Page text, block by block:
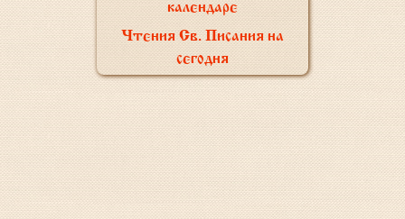
календаре
Чтения Св. Писания на
сегодня